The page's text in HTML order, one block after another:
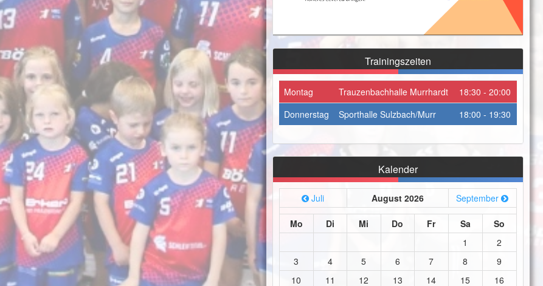
Trainingszeiten
Montag Trauzenbachhalle Murrhardt
18:30 - 20:00
Donnerstag
Sporthalle Sulzbach/Murr 18:00 - 19:30
Kalender
Juli August 2026 September
Mo Di Mi Do Fr Sa
So
1
2
3
4 5 6 7 8
9
10
11 12 13 14 15
16